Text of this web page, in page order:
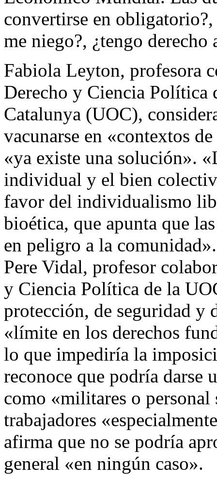
convertirse en
me niego?, ¿tengo derecho
Fabiola Leyton, profesora
Derecho y Ciencia Política
Catalunya (UOC),
vacunarse en «contextos
«ya existe una solución».
individual y el bien
favor del individualismo
bioética, que apunta que
en peligro a la
Pere Vidal, profesor
y Ciencia Política de la
protección, de seguridad y
«límite en los derechos
lo que impediría la
reconoce que podría darse
como «militares o
trabajadores
afirma que no se podría
general «en ningún caso».